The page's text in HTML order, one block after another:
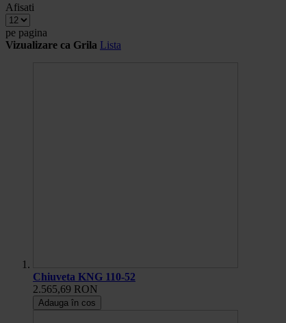
Afisati
pe pagina
Vizualizare ca Grila Lista
Chiuveta KNG 110-52
2.565,69 RON
Adauga în cos